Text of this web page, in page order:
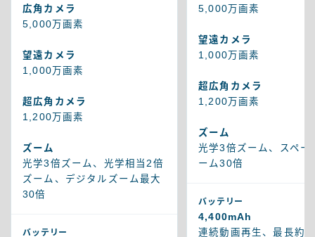
広角カメラ
5,000万画素
望遠カメラ
1,000万画素
超広角カメラ
1,200万画素
ズーム
光学3倍ズーム、光学相当2倍
ズーム、デジタルズーム最大
30倍
バッテリー
5,000万画素
望遠カメラ
1,000万画素
超広角カメラ
1,200万画素
ズーム
光学3倍ズーム、スペー
ーム30倍
バッテリー
4,400mAh
連続動画再生、最長約